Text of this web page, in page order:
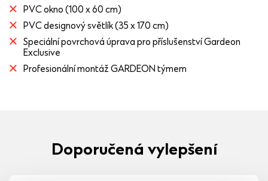
PVC okno (100 x 60 cm)
PVC designový světlík (35 x 170 cm)
Speciální povrchová úprava pro příslušenství Gardeon
Exclusive
Profesionální montáž GARDEON týmem
Doporučená vylepšení